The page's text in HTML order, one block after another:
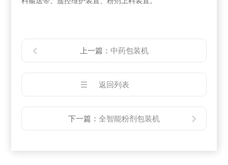
上一篇： 中药包装机
返回列表
下一篇： 全智能粉剂包装机